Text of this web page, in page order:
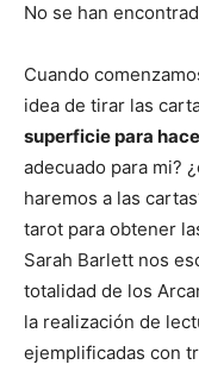
No se han
Cuando
idea de tirar las
superficie para
adecuado para mi?
haremos a las
tarot para obtener
Sarah Barlett nos
totalidad de los
la realización de
ejemplificadas con